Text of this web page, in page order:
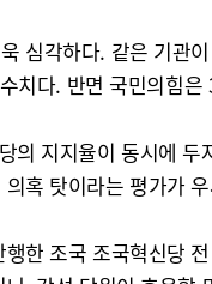
심각하다. 같은 기관
치다. 반면 국민의힘
의 지지율이 동시에
혹 탓이라는 평가가
한 조국 조국혁신당